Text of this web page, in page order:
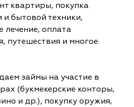
квартиры, покупка
и бытовой техники,
лечение, оплата
путешествия и многое
займы на участие в
(букмекерские конторы,
и др.), покупку оружия,